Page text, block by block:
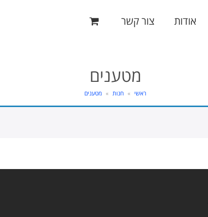
אודות צור קשר
מטענים
ראשי » חנות » מטענים